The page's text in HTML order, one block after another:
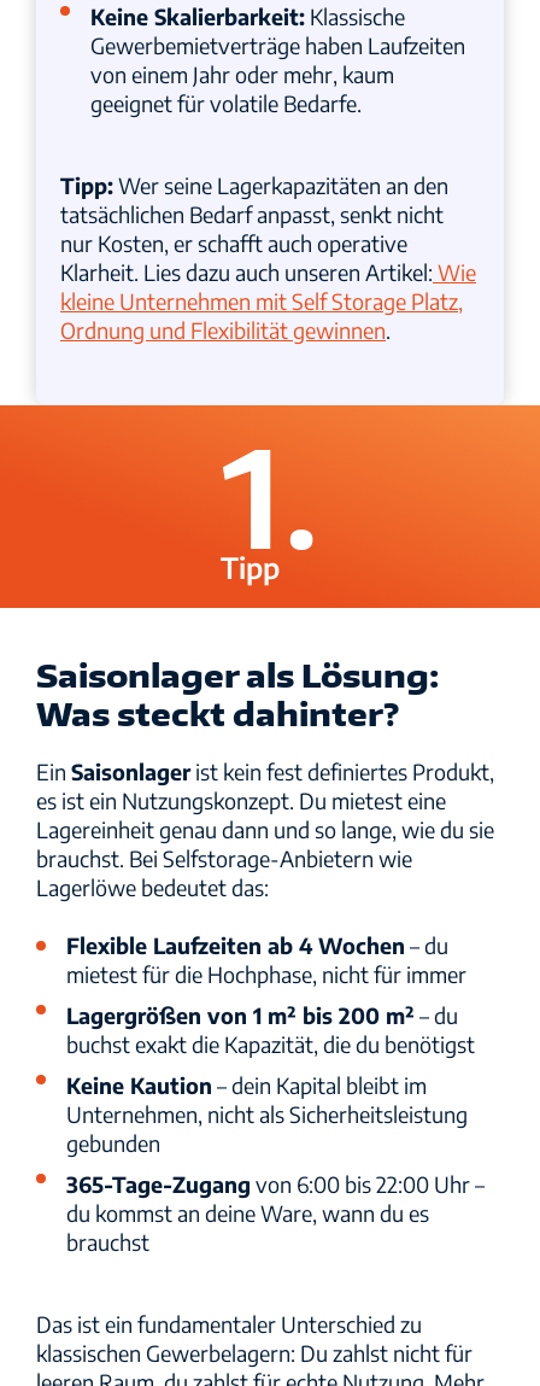
Keine Skalierbarkeit: Klassische
Gewerbemietverträge haben Laufzeiten
von einem Jahr oder mehr, kaum
geeignet für volatile Bedarfe.
Tipp:Wer seine Lagerkapazitäten an den
tatsächlichen Bedarf anpasst, senkt nicht
nur Kosten, er schafft auch operative
Klarheit. Lies dazu auch unseren Artikel: Wie
kleine Unternehmen mit Self Storage Platz,
Ordnung und Flexibilität gewinnen.
1.
Tipp
Saisonlager als Lösung:
Was steckt dahinter?
Ein Saisonlagerist kein fest definiertes Produkt,
es ist ein Nutzungskonzept. Du mietest eine
Lagereinheit genau dann und so lange, wie du sie
brauchst. Bei Selfstorage-Anbietern wie
Lagerlöwe bedeutet das:
Flexible Laufzeiten ab 4 Wochen – du
mietest für die Hochphase, nicht für immer
Lagergrößen von 1 m² bis 200 m² – du
buchst exakt die Kapazität, die du benötigst
Keine Kaution – dein Kapital bleibt im
Unternehmen, nicht als Sicherheitsleistung
gebunden
365-Tage-Zugang von 6:00 bis 22:00 Uhr –
du kommst an deine Ware, wann du es
brauchst
Das ist ein fundamentaler Unterschied zu
klassischen Gewerbelagern: Du zahlst nicht für